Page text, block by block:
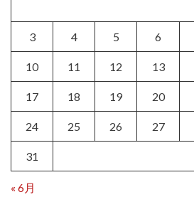
3 4 5 6
10 11 12 13
17 18 19 20
24 25 26 27
31
« 6月